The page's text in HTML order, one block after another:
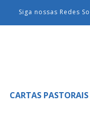
Siga nossas Redes
CARTAS PASTORAIS